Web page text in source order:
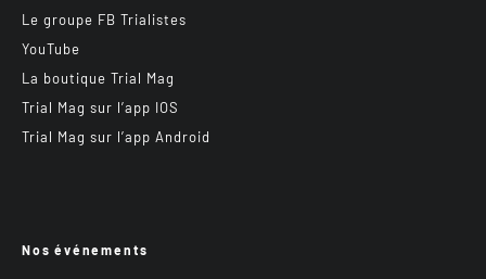
Le groupe FB Trialistes
YouTube
La boutique Trial Mag
Trial Mag sur l’app IOS
Trial Mag sur l’app Android
Nos événements